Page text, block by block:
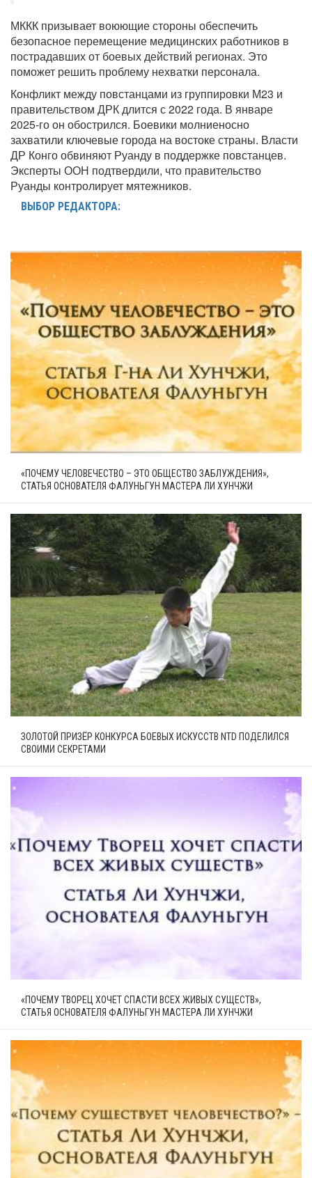
МККК призывает воюющие стороны обеспечить
безопасное перемещение медицинских работников в
пострадавших от боевых действий регионах. Это
поможет решить проблему нехватки персонала.
Конфликт между повстанцами из группировки М23 и
правительством ДРК длится с 2022 года. В январе
2025-го он обострился. Боевики молниеносно
захватили ключевые города на востоке страны. Власти
ДР Конго обвиняют Руанду в поддержке повстанцев.
Эксперты ООН подтвердили, что правительство
Руанды контролирует мятежников.
ВЫБОР РЕДАКТОРА:
«ПОЧЕМУ ЧЕЛОВЕЧЕСТВО – ЭТО ОБЩЕСТВО ЗАБЛУЖДЕНИЯ»,
СТАТЬЯ ОСНОВАТЕЛЯ ФАЛУНЬГУН МАСТЕРА ЛИ ХУНЧЖИ
ЗОЛОТОЙ ПРИЗЁР КОНКУРСА БОЕВЫХ ИСКУССТВ NTD ПОДЕЛИЛСЯ
СВОИМИ СЕКРЕТАМИ
«ПОЧЕМУ ТВОРЕЦ ХОЧЕТ СПАСТИ ВСЕХ ЖИВЫХ СУЩЕСТВ»,
СТАТЬЯ ОСНОВАТЕЛЯ ФАЛУНЬГУН МАСТЕРА ЛИ ХУНЧЖИ